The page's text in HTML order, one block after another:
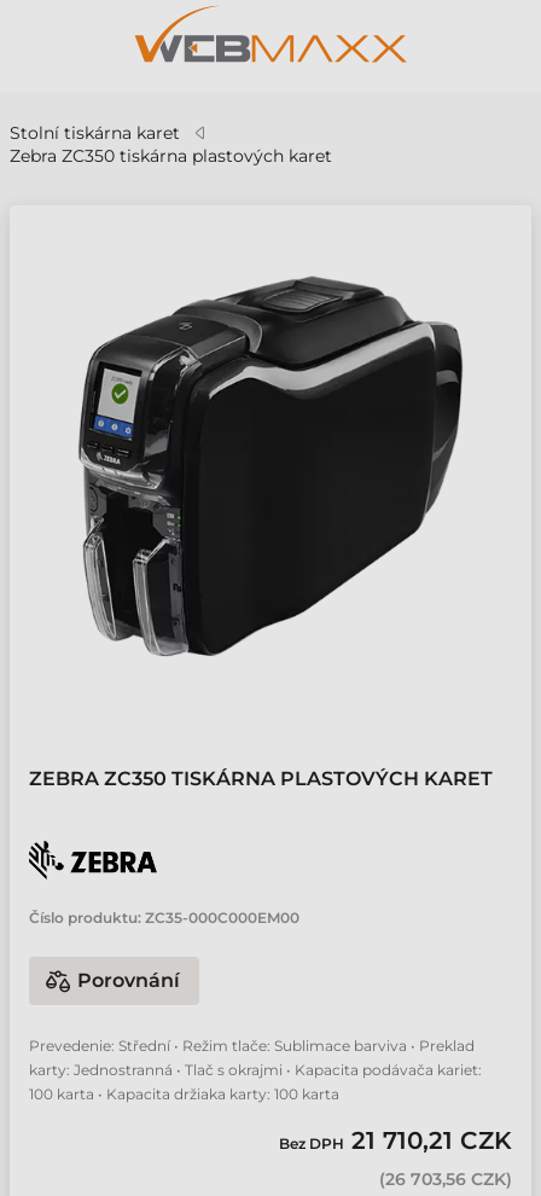
Stolní tiskárna karet
Zebra ZC350 tiskárna plastových karet
ZEBRA ZC350 TISKÁRNA PLASTOVÝCH KARET
Číslo produktu: ZC35-000C000EM00
Porovnání
Prevedenie: Střední • Režim tlače: Sublimace barviva • Preklad
karty: Jednostranná • Tlač s okrajmi • Kapacita podávača kariet:
100 karta • Kapacita držiaka karty: 100 karta
Bez DPH 21 710,21 CZK
(26 703,56 CZK)